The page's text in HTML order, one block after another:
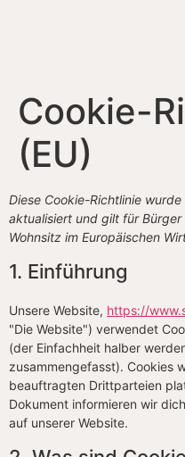
Cookie-
(EU)
Diese Cookie-Richtlinie
aktualisiert und gilt für
Wohnsitz im Europäischen
1. Einführung
Unsere Website, https://
"Die Website") verwendet
(der Einfachheit halber
zusammengefasst). Cookies
beauftragten Drittparteien
Dokument informieren wir
auf unserer Website.